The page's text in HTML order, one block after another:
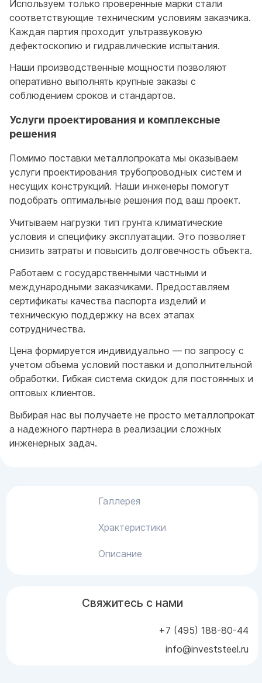
Используем только проверенные марки стали
соответствующие техническим условиям заказчика.
Каждая партия проходит ультразвуковую
дефектоскопию и гидравлические испытания.
Наши производственные мощности позволяют
оперативно выполнять крупные заказы с
соблюдением сроков и стандартов.
Услуги проектирования и комплексные
решения
Помимо поставки металлопроката мы оказываем
услуги проектирования трубопроводных систем и
несущих конструкций. Наши инженеры помогут
подобрать оптимальные решения под ваш проект.
Учитываем нагрузки тип грунта климатические
условия и специфику эксплуатации. Это позволяет
снизить затраты и повысить долговечность объекта.
Работаем с государственными частными и
международными заказчиками. Предоставляем
сертификаты качества паспорта изделий и
техническую поддержку на всех этапах
сотрудничества.
Цена формируется индивидуально — по запросу с
учетом объема условий поставки и дополнительной
обработки. Гибкая система скидок для постоянных и
оптовых клиентов.
Выбирая нас вы получаете не просто металлопрокат
а надежного партнера в реализации сложных
инженерных задач.
Галлерея
Храктеристики
Описание
Свяжитесь с нами
+7 (495) 188-80-44
info@investsteel.ru